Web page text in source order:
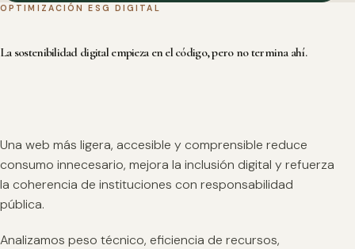
OPTIMIZACIÓN ESG DIGITAL
La sostenibilidad digital empieza en el código, pero no termina ahí.
Una web más ligera, accesible y comprensible reduce
consumo innecesario, mejora la inclusión digital y refuerza
la coherencia de instituciones con responsabilidad
pública.
Analizamos peso técnico, eficiencia de recursos,